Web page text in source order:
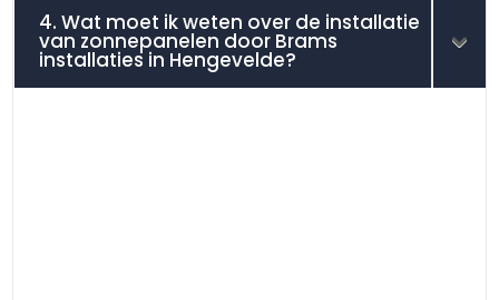
4. Wat moet ik weten over de installatie
van zonnepanelen door Brams
installaties in Hengevelde?